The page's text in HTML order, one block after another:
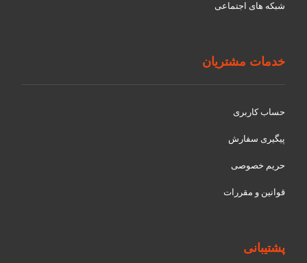
شبکه های اجتماعی
خدمات مشتریان
حساب کاربری
پیگیری سفارش
حریم خصوصی
قوانین و مقررات
پشتیبانی